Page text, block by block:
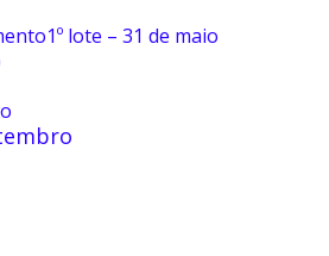
lote – 31 de maio